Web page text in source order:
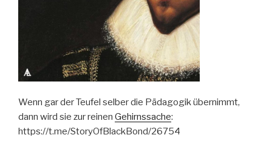
Wenn gar der Teufel selber die Pädagogik übernimmt,
dann wird sie zur reinen Gehirnssache:
https://t.me/StoryOfBlackBond/26754